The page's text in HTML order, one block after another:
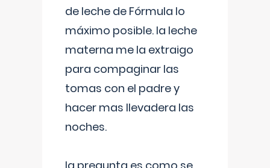
de leche de Fórmula lo
máximo posible. la leche
materna me la extraigo
para compaginar las
tomas con el padre y
hacer mas llevadera las
noches.